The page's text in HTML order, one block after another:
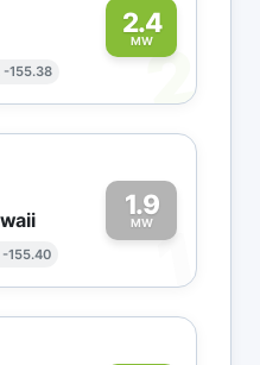
-155.38
2.4
MW2
-155.40
1.9
MW1